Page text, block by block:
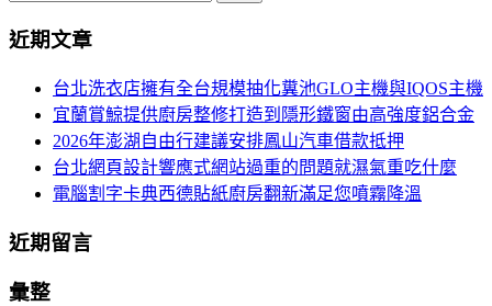
航
關
近期文章
台北洗衣店擁有全台規模抽化糞池GLO主機與IQOS主機
宜蘭賞鯨提供廚房整修打造到隱形鐵窗由高強度鋁合金
2026年澎湖自由行建議安排鳳山汽車借款抵押
台北網頁設計響應式網站過重的問題就濕氣重吃什麼
電腦割字卡典西德貼紙廚房翻新滿足您噴霧降溫
近期留言
彙整